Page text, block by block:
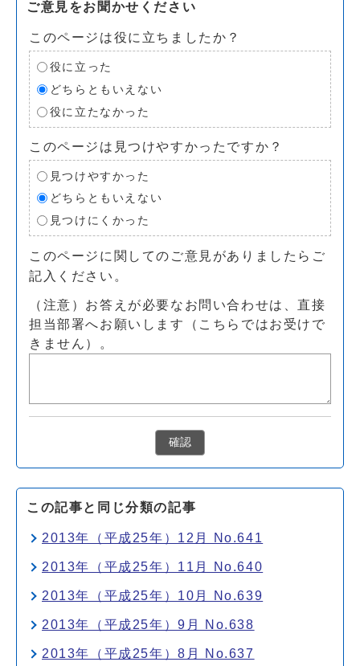
ご意見をお聞かせください
このページは役に立ちましたか？
役に立った
どちらともいえない
役に立たなかった
このページは見つけやすかったですか？
見つけやすかった
どちらともいえない
見つけにくかった
このページに関してのご意見がありましたらご
記入ください。
（注意）お答えが必要なお問い合わせは、直接
担当部署へお願いします（こちらではお受けで
きません）。
確認
この記事と同じ分類の記事
2013年（平成25年）12月 No.641
2013年（平成25年）11月 No.640
2013年（平成25年）10月 No.639
2013年（平成25年）9月 No.638
2013年（平成25年）8月 No.637